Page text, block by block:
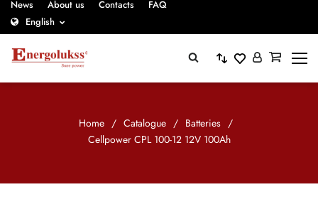
News About us Contacts
FAQ
English
Home / Catalogue / Batteries /
Cellpower CPL 100-12 12V 100Ah